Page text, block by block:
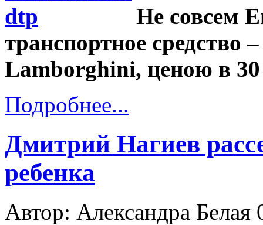
Не совсем
транспортное средство
Lamborghini, ценою в
Подробнее...
Дмитрий Нагиев
ребенка
Автор: Александра Белая